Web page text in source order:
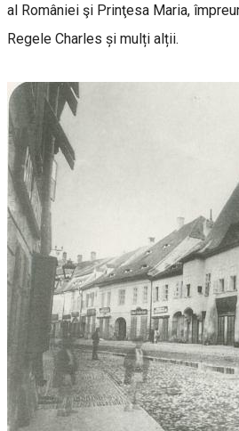
al României şi Prinţesa Maria,
Regele Charles și mulți alții.